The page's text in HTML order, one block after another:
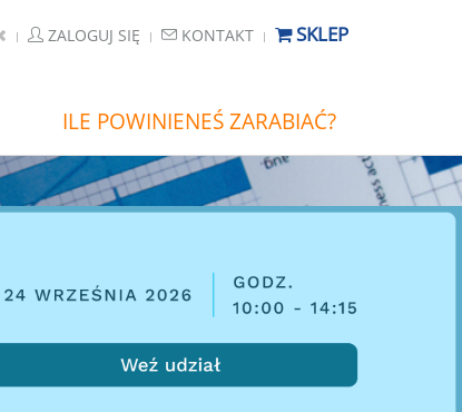
ZALOGUJ SIĘ KONTAKT SKLEP
ILE POWINIENEŚ ZARABIAĆ?